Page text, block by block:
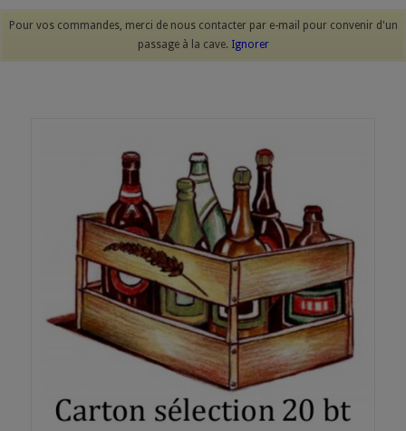
Pour vos commandes, merci de nous contacter par e-mail pour convenir d'un
passage à la cave. Ignorer